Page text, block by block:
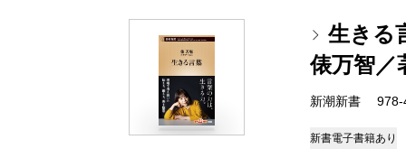
生きる
俵万智／
新潮新書
新書電子書籍あり